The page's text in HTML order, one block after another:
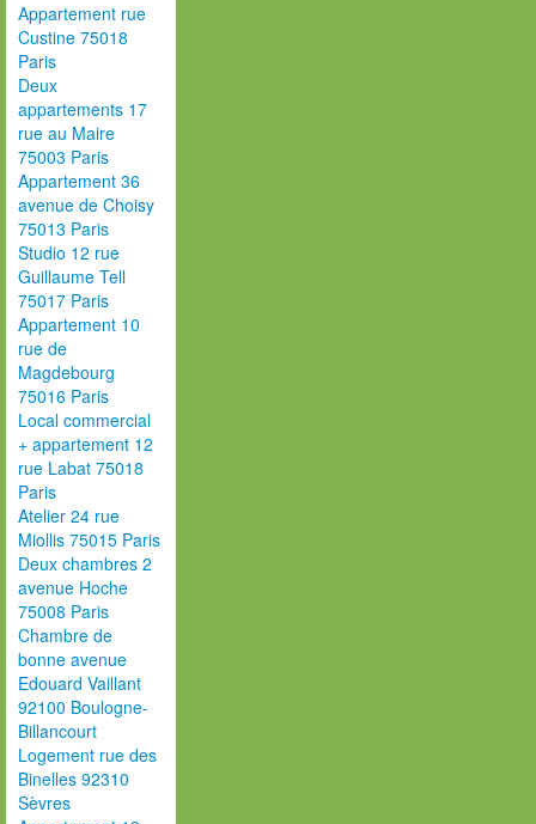
Appartement rue
Custine 75018
Paris
Deux
appartements 17
rue au Maire
75003 Paris
Appartement 36
avenue de Choisy
75013 Paris
Studio 12 rue
Guillaume Tell
75017 Paris
Appartement 10
rue de
Magdebourg
75016 Paris
Local commercial
+ appartement 12
rue Labat 75018
Paris
Atelier 24 rue
Miollis 75015 Paris
Deux chambres 2
avenue Hoche
75008 Paris
Chambre de
bonne avenue
Edouard Vaillant
92100 Boulogne-
Billancourt
Logement rue des
Binelles 92310
Sèvres